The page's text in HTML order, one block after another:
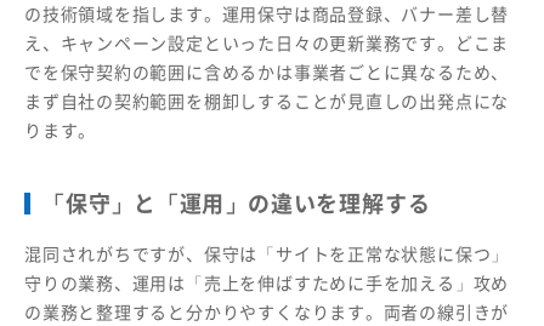
の技術領域を指します。運用保守は商品登録、バナー差し替
え、キャンペーン設定といった日々の更新業務です。どこま
でを保守契約の範囲に含めるかは事業者ごとに異なるため、
まず自社の契約範囲を棚卸しすることが見直しの出発点にな
ります。
「保守」と「運用」の違いを理解する
混同されがちですが、保守は「サイトを正常な状態に保つ」
守りの業務、運用は「売上を伸ばすために手を加える」攻め
の業務と整理すると分かりやすくなります。両者の線引きが